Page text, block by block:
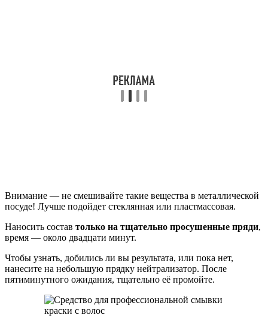
Внимание — не смешивайте такие вещества в металлической
посуде! Лучше подойдет стеклянная или пластмассовая.
Наносить состав только на тщательно просушенные пряди,
время — около двадцати минут.
Чтобы узнать, добились ли вы результата, или пока нет,
нанесите на небольшую прядку нейтрализатор. После
пятиминутного ожидания, тщательно её промойте.